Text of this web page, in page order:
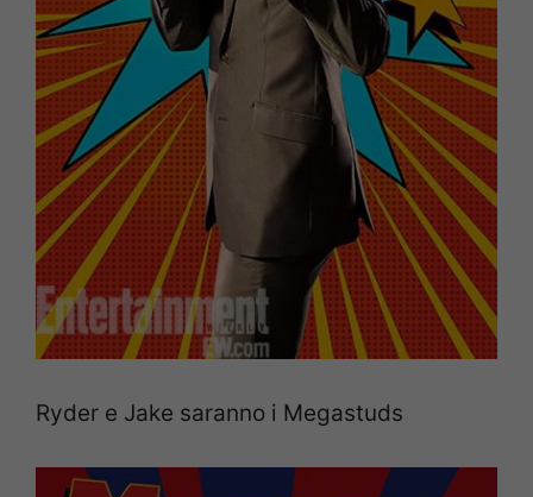
Ryder e Jake saranno i Megastuds